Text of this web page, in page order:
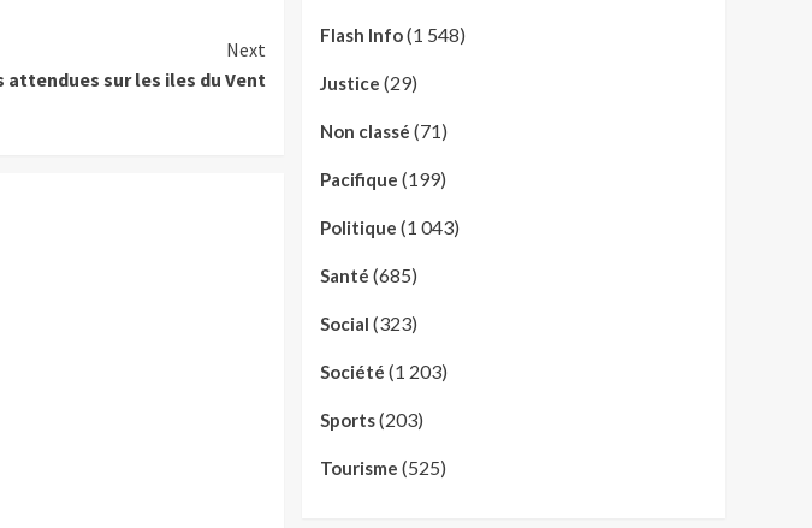
Next
attendues sur les iles du Vent
Flash Info(1 548)
Justice (29)
Non classé (71)
Pacifique (199)
Politique (1 043)
Santé (685)
Social (323)
Société (1 203)
Sports(203)
Tourisme (525)